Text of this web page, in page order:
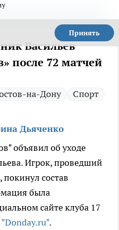
Принять
Васильев
после 72 матчей
на-Дону Спорт
Дьяченко
объявил об уходе
Игрок, проведший
покинул состав
была
сайте клуба 17
"Donday.ru".